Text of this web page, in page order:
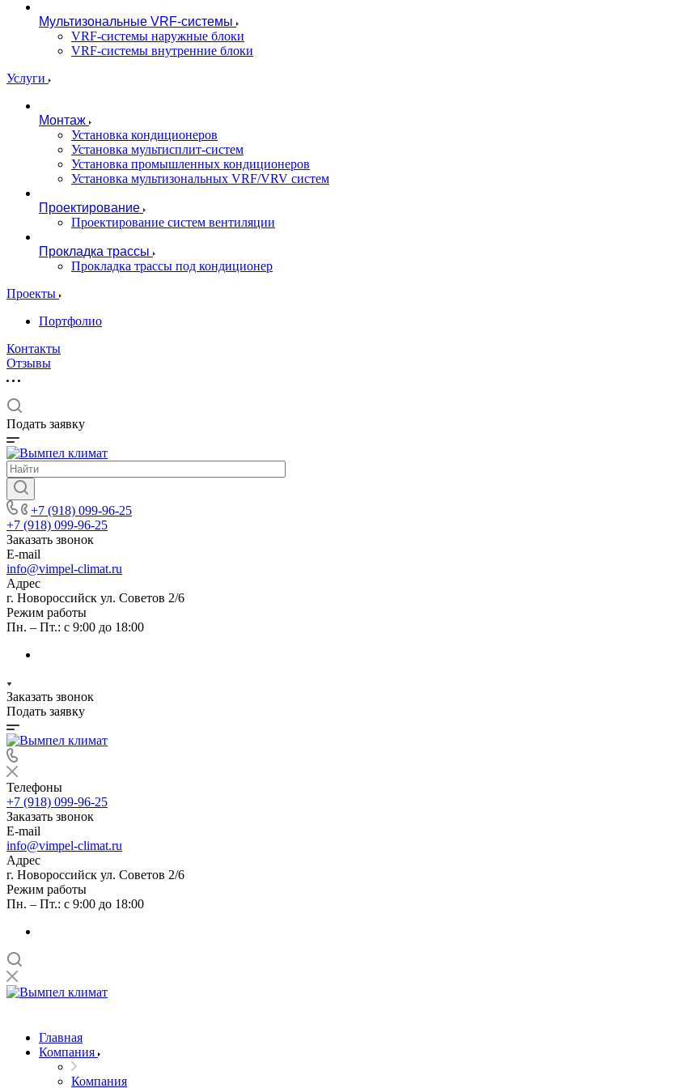
Мультизональные VRF-системы
VRF-системы наружные блоки
VRF-системы внутренние блоки
Услуги
Монтаж
Установка кондиционеров
Установка мультисплит-систем
Установка промышленных кондиционеров
Установка мультизональных VRF/VRV систем
Проектирование
Проектирование систем вентиляции
Прокладка трассы
Прокладка трассы под кондиционер
Проекты
Портфолио
Контакты
Отзывы
Подать заявку
+7 (918) 099-96-25
+7 (918) 099-96-25
Заказать звонок
E-mail
info@vimpel-climat.ru
Адрес
г. Новороссийск ул. Советов 2/6
Режим работы
Пн. – Пт.: с 9:00 до 18:00
Заказать звонок
Подать заявку
Телефоны
+7 (918) 099-96-25
Заказать звонок
E-mail
info@vimpel-climat.ru
Адрес
г. Новороссийск ул. Советов 2/6
Режим работы
Пн. – Пт.: с 9:00 до 18:00
Главная
Компания
Компания